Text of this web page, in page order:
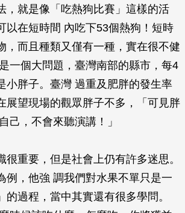
，就是像「吃熱狗比賽」這樣的活
以在短時間 內吃下53個熱狗！短時
，而且種類又僅有一種，實在很不健
一個大問題，臺灣南部的縣市，每4
小胖子。臺灣 過重及肥胖的發生率
展望現場的觀眾胖子不多，「可見胖
己，不會來聽演講！」
很重要，但是社會上仍有許多迷思。
例，他強 調我們對水果不單只是一
的過程，當中其實還有很多學問。